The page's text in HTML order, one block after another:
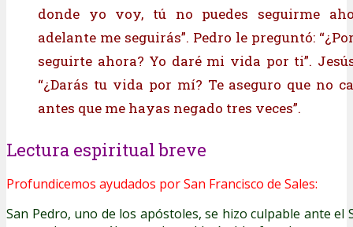
donde yo voy, tú no puedes seguirme
adelante me seguirás”. Pedro le preguntó:
seguirte ahora? Yo daré mi vida por ti”.
“¿Darás tu vida por mí? Te aseguro que no
antes que me hayas negado tres veces”.
Lectura espiritual breve
Profundicemos ayudados por San Francisco de Sales:
San Pedro, uno de los apóstoles, se hizo culpable ante el